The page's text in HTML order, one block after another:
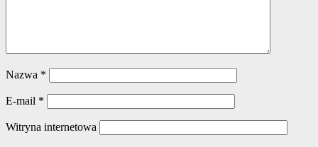
Nazwa *
E-mail *
Witryna internetowa